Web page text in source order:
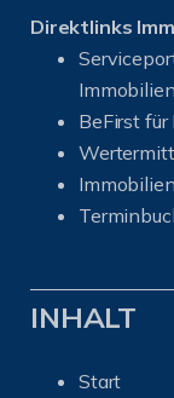
Direktlinks
BeFirst
I
INHALT
Start